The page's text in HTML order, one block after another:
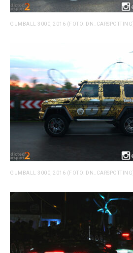
GUMBALL 3000, 2016 (FOTO:
GUMBALL 3000, 2016 (FOTO: